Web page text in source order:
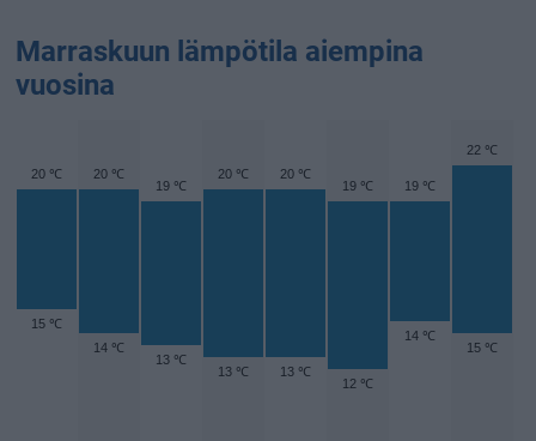
Marraskuun lämpötila aiempina
vuosina
20 ℃
15 ℃
20 ℃
14 ℃
19 ℃
13 ℃
20 ℃
13 ℃
20 ℃
13 ℃
19 ℃
12 ℃
19 ℃
14 ℃
22 ℃
15 ℃